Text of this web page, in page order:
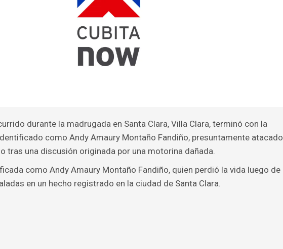
durante la madrugada en Santa Clara, Villa Clara, terminó con la
como Andy Amaury Montaño Fandiño, presuntamente atacado
tras una discusión originada por una motorina dañada.
como Andy Amaury Montaño Fandiño, quien perdió la vida luego de
en un hecho registrado en la ciudad de Santa Clara.